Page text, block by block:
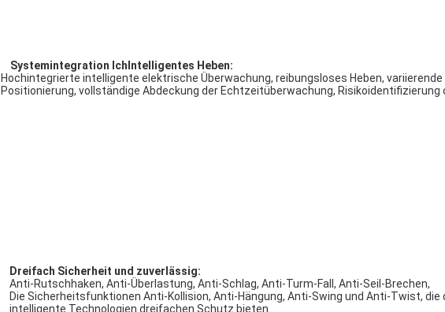
Systemintegration Ich Intelligentes Heben:
Hochintegrierte intelligente elektrische Überwachung, reibungsloses Heben,
Positionierung, vollständige Abdeckung der Echtzeitüberwachung, Risikoidentifizierung
Dreifach Sicherheit und zuverlässig:
Anti-Rutschhaken, Anti-Überlastung, Anti-Schlag, Anti-Turm-Fall, Anti-Seil-Brechen,
Die Sicherheitsfunktionen Anti-Kollision, Anti-Hängung, Anti-Swing und Anti-Twist,
intelligente Technologien dreifachen Schutz bieten.